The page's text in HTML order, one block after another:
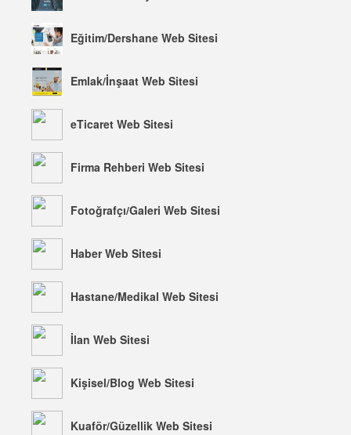
Eğitim/Dershane Web Sitesi
Emlak/İnşaat Web Sitesi
eTicaret Web Sitesi
Firma Rehberi Web Sitesi
Fotoğrafçı/Galeri Web Sitesi
Haber Web Sitesi
Hastane/Medikal Web Sitesi
İlan Web Sitesi
Kişisel/Blog Web Sitesi
Kuaför/Güzellik Web Sitesi